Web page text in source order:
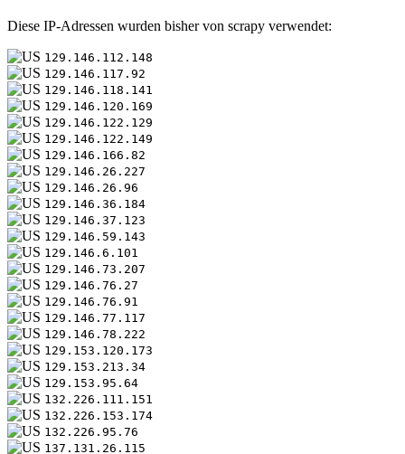
Diese IP-Adressen wurden bisher von scrapy verwendet:
129.146.112.148
129.146.117.92
129.146.118.141
129.146.120.169
129.146.122.129
129.146.122.149
129.146.166.82
129.146.26.227
129.146.26.96
129.146.36.184
129.146.37.123
129.146.59.143
129.146.6.101
129.146.73.207
129.146.76.27
129.146.76.91
129.146.77.117
129.146.78.222
129.153.120.173
129.153.213.34
129.153.95.64
132.226.111.151
132.226.153.174
132.226.95.76
137.131.26.115